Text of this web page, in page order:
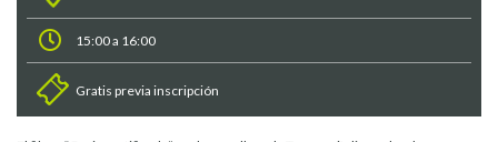
15:00 a 16:00
Gratis previa inscripción